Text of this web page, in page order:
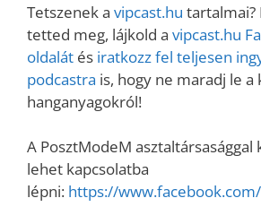
Tetszenek a vipcast.hu tartalmai?
tetted meg, lájkold a vipcast.hu
oldalát és iratkozz fel teljesen
podcastra is, hogy ne maradj le a
hanganyagokról!
A PosztModeM
lehet kapcsolatba
lépni: https://